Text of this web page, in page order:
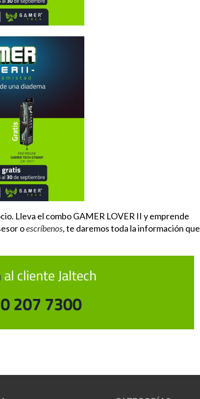
Lleva el combo GAMER LOVER II y emprende
oescríbenos, te daremos toda la información que